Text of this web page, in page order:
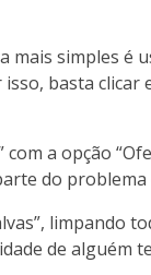
mais simples é
basta clicar
a opção
do
limpando
de alguém